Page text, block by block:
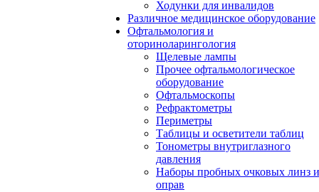
Ходунки для инвалидов
Различное медицинское оборудование
Офтальмология и
оториноларингология
Щелевые лампы
Прочее офтальмологическое
оборудование
Офтальмоскопы
Рефрактометры
Периметры
Таблицы и осветители таблиц
Тонометры внутриглазного
давления
Наборы пробных очковых линз и
оправ